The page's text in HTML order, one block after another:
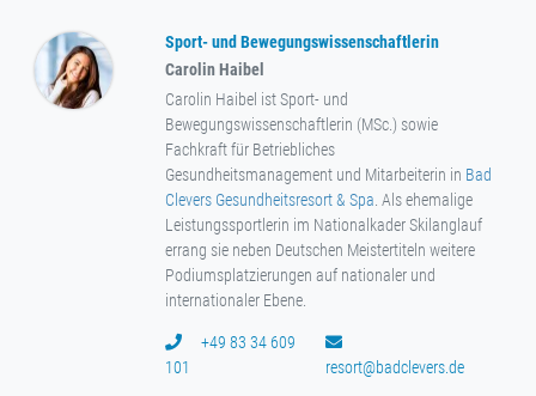
Sport- und Bewegungswissenschaftlerin
Carolin Haibel
Carolin Haibel ist Sport- und
Bewegungswissenschaftlerin (MSc.) sowie
Fachkraft für Betriebliches
Gesundheitsmanagement und Mitarbeiterin in Bad
Clevers Gesundheitsresort & Spa . Als ehemalige
Leistungssportlerin im Nationalkader Skilanglauf
errang sie neben Deutschen Meistertiteln weitere
Podiumsplatzierungen auf nationaler und
internationaler Ebene.
+49 83 34 609
101
resort@badclevers.de